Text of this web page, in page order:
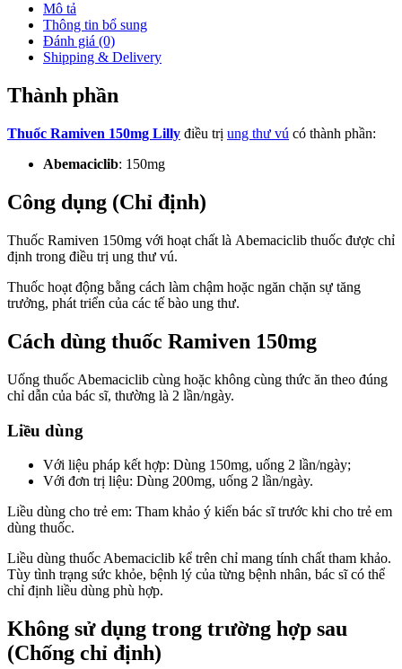
Mô tả
Thông tin bổ sung
Đánh giá (0)
Shipping & Delivery
Thành phần
Thuốc Ramiven 150mg Lilly điều trị ung thư vú có thành phần:
Abemaciclib: 150mg
Công dụng (Chỉ định)
Thuốc Ramiven 150mg với hoạt chất là Abemaciclib thuốc được chỉ
định trong điều trị ung thư vú.
Thuốc hoạt động bằng cách làm chậm hoặc ngăn chặn sự tăng
trưởng, phát triển của các tế bào ung thư.
Cách dùng thuốc Ramiven 150mg
Uống thuốc Abemaciclib cùng hoặc không cùng thức ăn theo đúng
chỉ dẫn của bác sĩ, thường là 2 lần/ngày.
Liều dùng
Với liệu pháp kết hợp: Dùng 150mg, uống 2 lần/ngày;
Với đơn trị liệu: Dùng 200mg, uống 2 lần/ngày.
Liều dùng cho trẻ em: Tham khảo ý kiến bác sĩ trước khi cho trẻ em
dùng thuốc.
Liều dùng thuốc Abemaciclib kể trên chỉ mang tính chất tham khảo.
Tùy tình trạng sức khỏe, bệnh lý của từng bệnh nhân, bác sĩ có thể
chỉ định liều dùng phù hợp.
Không sử dụng trong trường hợp sau
(Chống chỉ định)